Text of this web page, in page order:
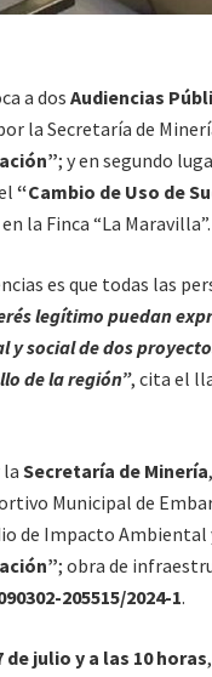
a dosAudiencias
la Secretaría de
; y en segundo
“Cambio de Uso de
en la Finca “La Maravilla”.
es que todas las
legítimo puedan
y social de dos
de la región”, cita el
Secretaría de Minería
Municipal de
de Impacto Ambiental
; obra de
205515/2024-1.
de julio y a las 10 horas